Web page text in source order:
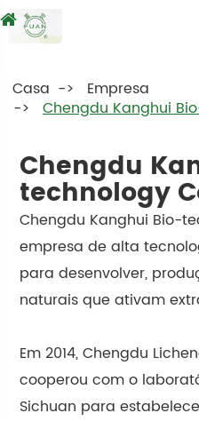
Casa
Empresa
Chengdu Kanghui
Chengdu
technology
Chengdu Kanghui Bio-
empresa de alta
para desenvolver,
naturais que ativam
Em 2014, Chengdu
cooperou com o
Sichuan para